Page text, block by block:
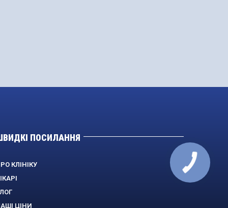
ПОСИЛАННЯ
КЛІНІКУ
ЦІНИ